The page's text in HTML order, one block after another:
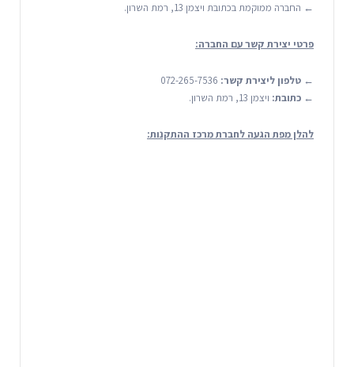
← החברה ממוקמת בכתובת ויצמן 13, רמת השרון.
פרטי יצירת קשר עם החברה:
← טלפון ליצירת קשר:
← כתובת: ויצמן 13, רמת השרון.
להלן מפת הגעה לחברת מרכז ההתקנות: